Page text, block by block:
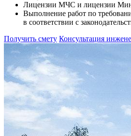
Лицензии МЧС и лицензии
Выполнение работ по
в соответствии с
Получить смету Консультация